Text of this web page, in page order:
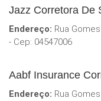
Jazz Corretora De
Endereço: Rua
- Cep: 04547006
Aabf Insurance
Endereço: Rua